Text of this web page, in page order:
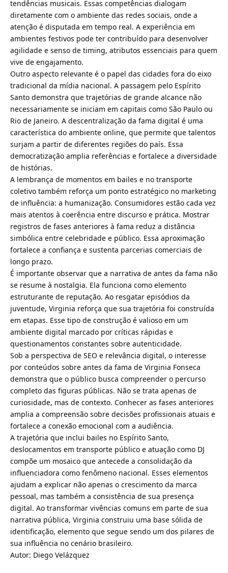
tendências musicais. Essas competências dialogam
diretamente com o ambiente das redes sociais, onde a
atenção é disputada em tempo real. A experiência em
ambientes festivos pode ter contribuído para desenvolver
agilidade e senso de timing, atributos essenciais para quem
vive de engajamento.
Outro aspecto relevante é o papel das cidades fora do eixo
tradicional da mídia nacional. A passagem pelo Espírito
Santo demonstra que trajetórias de grande alcance não
necessariamente se iniciam em capitais como São Paulo ou
Rio de Janeiro. A descentralização da fama digital é uma
característica do ambiente online, que permite que talentos
surjam a partir de diferentes regiões do país. Essa
democratização amplia referências e fortalece a diversidade
de histórias.
A lembrança de momentos em bailes e no transporte
coletivo também reforça um ponto estratégico no marketing
de influência: a humanização. Consumidores estão cada vez
mais atentos à coerência entre discurso e prática. Mostrar
registros de fases anteriores à fama reduz a distância
simbólica entre celebridade e público. Essa aproximação
fortalece a confiança e sustenta parcerias comerciais de
longo prazo.
É importante observar que a narrativa de antes da fama não
se resume à nostalgia. Ela funciona como elemento
estruturante de reputação. Ao resgatar episódios da
juventude, Virginia reforça que sua trajetória foi construída
em etapas. Esse tipo de construção é valioso em um
ambiente digital marcado por críticas rápidas e
questionamentos constantes sobre autenticidade.
Sob a perspectiva de SEO e relevância digital, o interesse
por conteúdos sobre antes da fama de Virginia Fonseca
demonstra que o público busca compreender o percurso
completo das figuras públicas. Não se trata apenas de
curiosidade, mas de contexto. Conhecer as fases anteriores
amplia a compreensão sobre decisões profissionais atuais e
fortalece a conexão emocional com a audiência.
A trajetória que inclui bailes no Espírito Santo,
deslocamentos em transporte público e atuação como DJ
compõe um mosaico que antecede a consolidação da
influenciadora como fenômeno nacional. Esses elementos
ajudam a explicar não apenas o crescimento da marca
pessoal, mas também a consistência de sua presença
digital. Ao transformar vivências comuns em parte de sua
narrativa pública, Virginia construiu uma base sólida de
identificação, elemento que segue sendo um dos pilares de
sua influência no cenário brasileiro.
Autor: Diego Velázquez